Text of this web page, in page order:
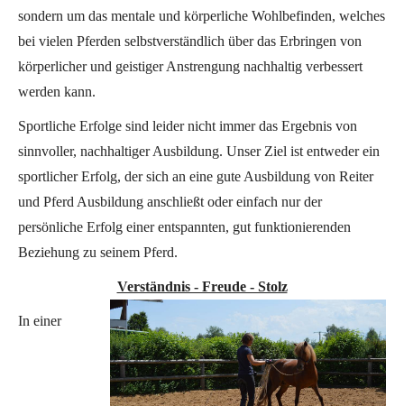
sondern um das mentale und körperliche Wohlbefinden, welches
bei vielen Pferden selbstverständlich über das Erbringen von
körperlicher und geistiger Anstrengung nachhaltig verbessert
werden kann.
Sportliche Erfolge sind leider nicht immer das Ergebnis von
sinnvoller, nachhaltiger Ausbildung. Unser Ziel ist entweder ein
sportlicher Erfolg, der sich an eine gute Ausbildung von Reiter
und Pferd Ausbildung anschließt oder einfach nur der
persönliche Erfolg einer entspannten, gut funktionierenden
Beziehung zu seinem Pferd.
Verständnis - Freude - Stolz
In einer